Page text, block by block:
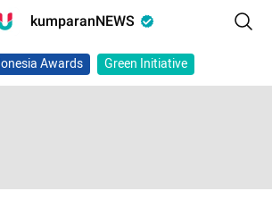
kumparanNEWS
Awards Green Initiative